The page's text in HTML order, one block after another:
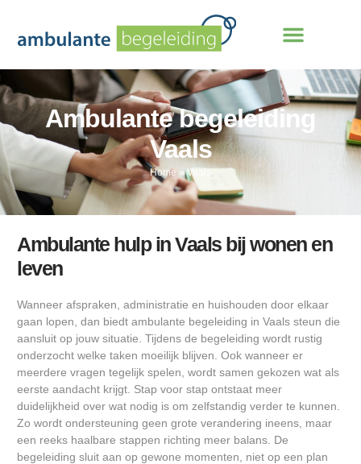
Ambulante begeleiding
Vaals
Home »Vaals
Ambulante hulp in Vaals bij wonen en
leven
Wanneer afspraken, administratie en huishouden door elkaar
gaan lopen, dan biedt ambulante begeleiding in Vaals steun die
aansluit op jouw situatie. Tijdens de begeleiding wordt rustig
onderzocht welke taken moeilijk blijven. Ook wanneer er
meerdere vragen tegelijk spelen, wordt samen gekozen wat als
eerste aandacht krijgt. Stap voor stap ontstaat meer
duidelijkheid over wat nodig is om zelfstandig verder te kunnen.
Zo wordt ondersteuning geen grote verandering ineens, maar
een reeks haalbare stappen richting meer balans. De
begeleiding sluit aan op gewone momenten, niet op een plan